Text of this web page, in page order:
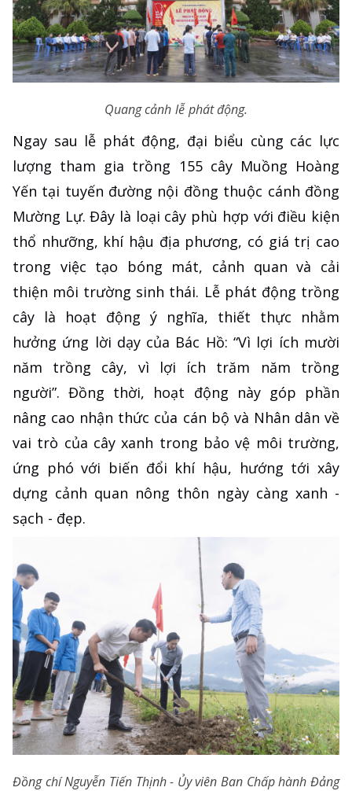
Quang cảnh lễ phát động.
Ngay sau lễ phát động, đại biểu cùng các lực
lượng tham gia trồng 155 cây Muồng Hoàng
Yến tại tuyến đường nội đồng thuộc cánh đồng
Mường Lự. Đây là loại cây phù hợp với điều kiện
thổ nhưỡng, khí hậu địa phương, có giá trị cao
trong việc tạo bóng mát, cảnh quan và cải
thiện môi trường sinh thái. Lễ phát động trồng
cây là hoạt động ý nghĩa, thiết thực nhằm
hưởng ứng lời dạy của Bác Hồ: “Vì lợi ích mười
năm trồng cây, vì lợi ích trăm năm trồng
người”. Đồng thời, hoạt động này góp phần
nâng cao nhận thức của cán bộ và Nhân dân về
vai trò của cây xanh trong bảo vệ môi trường,
ứng phó với biến đổi khí hậu, hướng tới xây
dựng cảnh quan nông thôn ngày càng xanh -
sạch - đẹp.
Đồng chí Nguyễn Tiến Thịnh - Ủy viên Ban Chấp hành Đảng